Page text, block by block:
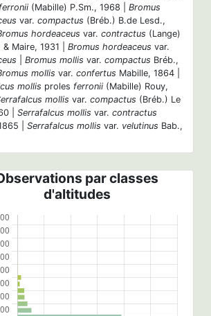
(Mabille) P.Sm., 1968 | Bromus
var. compactus (Bréb.) B.de Lesd.,
hordeaceus var. contractus (Lange)
Maire, 1931 | Bromus hordeaceus var.
Bromus mollis var. compactus Bréb.,
mollis var. confertus Mabille, 1864 |
mollis proles ferronii (Mabille) Rouy,
mollis var. compactus (Bréb.) Le
| Serrafalcus mollis var. contractus
| Serrafalcus mollis var. velutinus Bab.,
par classes
d'altitudes